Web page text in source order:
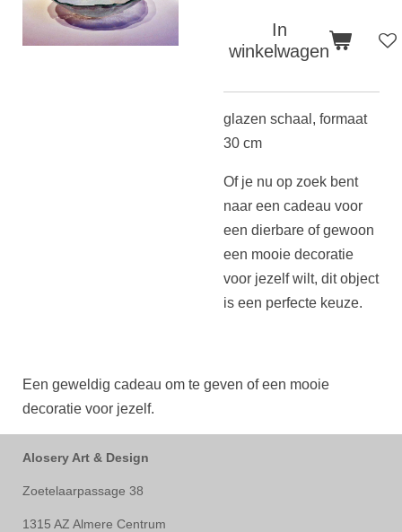
In
winkelwagen
glazen schaal, formaat
30 cm
Of je nu op zoek bent
naar een cadeau voor
een dierbare of gewoon
een mooie decoratie
voor jezelf wilt, dit object
is een perfecte keuze.
Een geweldig cadeau om te geven of een mooie
decoratie voor jezelf.
Alosery Art & Design
Zoetelaarpassage 38
1315 AZ Almere Centrum